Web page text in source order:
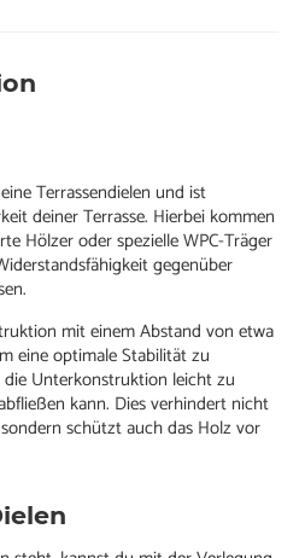
Terrassendielen und ist
deiner Terrasse. Hierbei kommen
Hölzer oder spezielle WPC-Träger
gegenüber
mit einem Abstand von etwa
eine optimale Stabilität zu
Unterkonstruktion leicht zu
kann. Dies verhindert nicht
schützt auch das Holz vor